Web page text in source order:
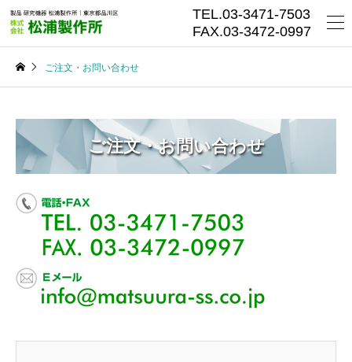
TEL.03-3471-7503
FAX.03-3472-0997
ご注文・お問い合わせ
ご注文・お問い合わせ
ご注文・お問い合わせ